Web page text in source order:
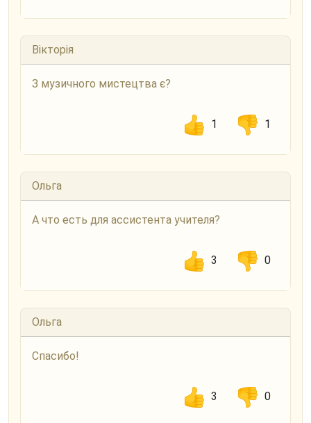
Вікторія
З музичного мистецтва є?
1 1
Ольга
А что есть для ассистента учителя?
3 0
Ольга
Спасибо!
3 0